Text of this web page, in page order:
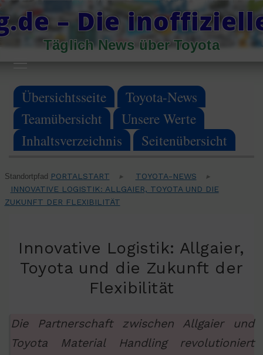
Skip
to
content
– Die
Täglich News über Toyota
Primary
Übersichtsseite
Toyota-News
Teamübersicht
Unsere Werte
Inhaltsverzeichnis
Seitenübersicht
Standortpfad PORTALSTART ▸ TOYOTA-NEWS ▸
INNOVATIVE LOGISTIK: ALLGAIER, TOYOTA UND DIE
ZUKUNFT DER FLEXIBILITÄT
Innovative Logistik: Allgaier,
Toyota und die Zukunft der
Flexibilität
Die Partnerschaft zwischen Allgaier und
Toyota Material Handling revolutioniert